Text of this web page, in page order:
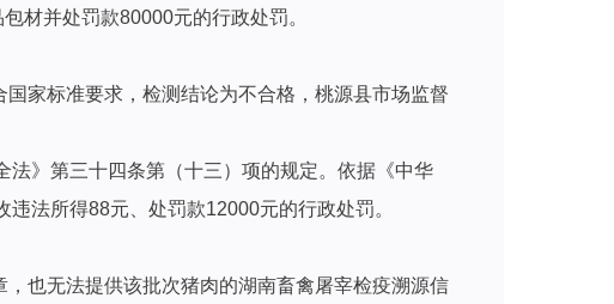
材并处罚款80000元的行政处罚。
家标准要求，检测结论为不合格，桃源县市场监督
》第三十四条第（十三）项的规定。依据《中华
法所得88元、处罚款12000元的行政处罚。
也无法提供该批次猪肉的湖南畜禽屠宰检疫溯源信